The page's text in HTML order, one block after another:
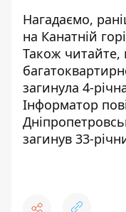
Нагадаємо,
на Канатній
Також читайте,
загинула 4-
Інформатор
загинув 33-